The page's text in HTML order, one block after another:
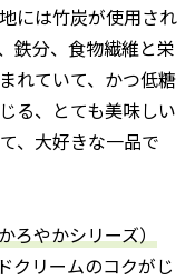
には竹炭が使用され
鉄分、食物繊維と栄
れていて、かつ低糖
る、とても美味しい
、大好きな一品で
やかシリーズ）
クリームのコクがじ